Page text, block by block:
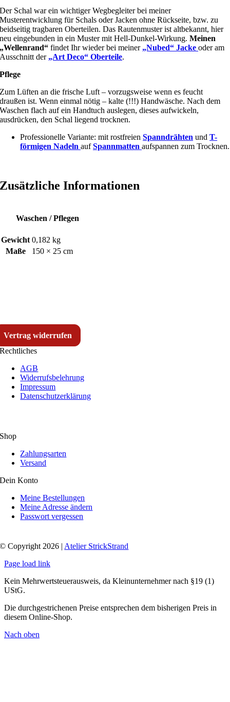
Der Schal war ein wichtiger Wegbegleiter bei meiner
Musterentwicklung für Schals oder Jacken ohne Rückseite, bzw. zu
beidseitig tragbaren Oberteilen. Das Rautenmuster ist altbekannt, hier
neu eingebunden in ein Muster mit Hell-Dunkel-Wirkung.Meinen
„Wellenrand“ findet Ihr wieder bei meiner „Nubed“ Jacke oder am
Ausschnitt der „Art Deco“ Oberteile.
Pflege
Zum Lüften an die frische Luft – vorzugsweise wenn es feucht
draußen ist. Wenn einmal nötig – kalte (!!!) Handwäsche. Nach dem
Waschen flach auf ein Handtuch auslegen, dieses aufwickeln,
ausdrücken, den Schal liegend trocknen.
Professionelle Variante: mit rostfreienSpanndrähten undT-
förmigen Nadeln aufSpannmatten aufspannen zum Trocknen.
Zusätzliche Informationen
Waschen / Pflegen
Gewicht 0,182 kg
Maße
150 × 25 cm
Vertrag widerrufen
Rechtliches
AGB
Widerrufsbelehrung
Impressum
Datenschutzerklärung
Shop
Zahlungsarten
Versand
Dein Konto
Meine Bestellungen
Meine Adresse ändern
Passwort vergessen
© Copyright 2026 | Atelier StrickStrand
Page load link
Kein Mehrwertsteuerausweis, da Kleinunternehmer nach §19 (1)
UStG.
Die durchgestrichenen Preise entsprechen dem bisherigen Preis in
diesem Online-Shop.
Nach oben